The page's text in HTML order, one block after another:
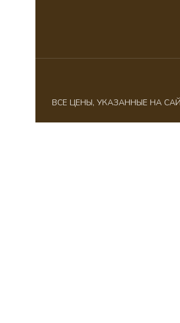
ВСЕ ЦЕНЫ, УКАЗАННЫЕ НА